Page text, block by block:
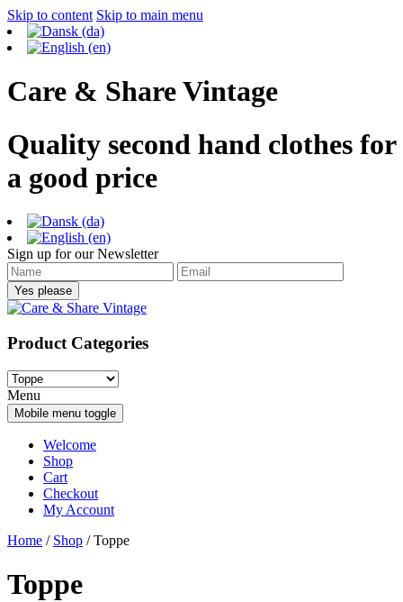
Skip to content Skip to main menu
Care & Share Vintage
Quality second hand clothes for
a good price
Sign up for our Newsletter
Product Categories
Menu
Mobile menu toggle
Welcome
Shop
Cart
Checkout
My Account
Home / Shop / Toppe
Toppe